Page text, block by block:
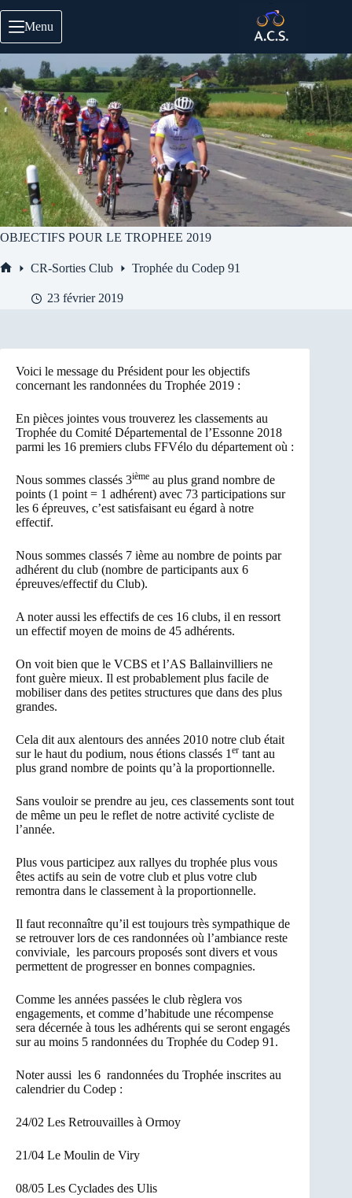
au
contenu
Menu
OBJECTIFS POUR LE TROPHEE 2019
CR-Sorties Club Trophée du Codep 91
23 février 2019
Voici le message du Président pour les objectifs
concernant les randonnées du Trophée 2019 :
En pièces jointes vous trouverez les classements au
Trophée du Comité Départemental de l’Essonne 2018
parmi les 16 premiers clubs FFVélo du département où :
Nous sommes classés 3ième au plus grand nombre de
points (1 point = 1 adhérent) avec 73 participations sur
les 6 épreuves, c’est satisfaisant eu égard à notre
effectif.
Nous sommes classés 7 ième au nombre de points par
adhérent du club (nombre de participants aux 6
épreuves/effectif du Club).
A noter aussi les effectifs de ces 16 clubs, il en ressort
un effectif moyen de moins de 45 adhérents.
On voit bien que le VCBS et l’AS Ballainvilliers ne
font guère mieux. Il est probablement plus facile de
mobiliser dans des petites structures que dans des plus
grandes.
Cela dit aux alentours des années 2010 notre club était
sur le haut du podium, nous étions classés 1 er tant au
plus grand nombre de points qu’à la proportionnelle.
Sans vouloir se prendre au jeu, ces classements sont tout
de même un peu le reflet de notre activité cycliste de
l’année.
Plus vous participez aux rallyes du trophée plus vous
êtes actifs au sein de votre club et plus votre club
remontra dans le classement à la proportionnelle.
Il faut reconnaître qu’il est toujours très sympathique de
se retrouver lors de ces randonnées où l’ambiance reste
conviviale, les parcours proposés sont divers et vous
permettent de progresser en bonnes compagnies.
Comme les années passées le club règlera vos
engagements, et comme d’habitude une récompense
sera décernée à tous les adhérents qui se seront engagés
sur au moins 5 randonnées du Trophée du Codep 91.
Noter aussi les 6 randonnées du Trophée inscrites au
calendrier du Codep :
24/02 Les Retrouvailles à Ormoy
21/04 Le Moulin de Viry
08/05 Les Cyclades des Ulis